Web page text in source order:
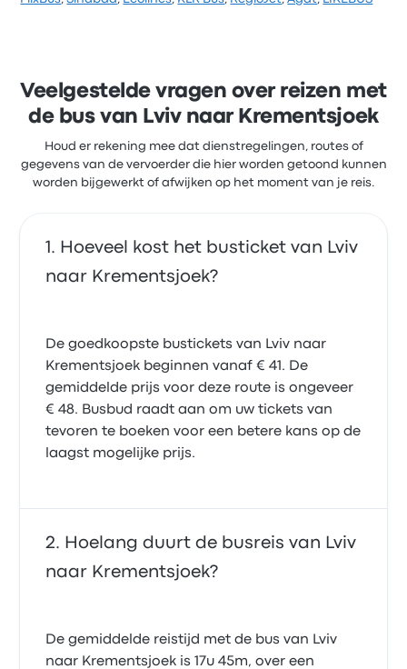
Reisen-ticketprijzen voor deze reis beginnen bij € 35
Er rijden dagelijks 1 BUSSONE-bussen van Lviv naar
uren 30 minuten.
Veelgestelde vragen over reizen met
de bus van Lviv naar Krementsjoek
Houd er rekening mee dat dienstregelingen, routes of
gegevens van de vervoerder die hier worden getoond kunnen
worden bijgewerkt of afwijken op het moment van je reis.
Hoeveel kost het busticket van Lviv
naar Krementsjoek?
De goedkoopste bustickets van Lviv naar
Krementsjoek beginnen vanaf € 41. De
gemiddelde prijs voor deze route is ongeveer
€ 48. Busbud raadt aan om uw tickets van
tevoren te boeken voor een betere kans op de
laagst mogelijke prijs.
Hoelang duurt de busreis van Lviv
naar Krementsjoek?
De gemiddelde reistijd met de bus van Lviv
naar Krementsjoek is 17u 45m, over een